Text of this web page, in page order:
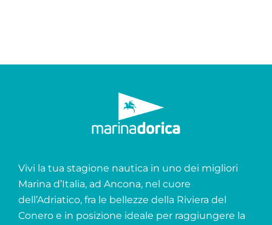
Vivi la tua stagione nautica in uno dei migliori
Marina d’Italia, ad Ancona, nel cuore
dell’Adriatico, fra le bellezze della Riviera del
Conero e in posizione ideale per raggiungere la